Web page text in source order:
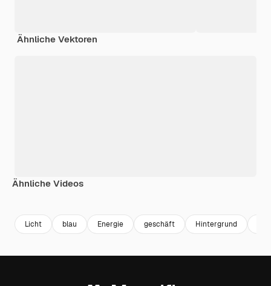
Ähnliche Vektoren
Ähnliche Videos
Licht blau Energie geschäft Hintergrund